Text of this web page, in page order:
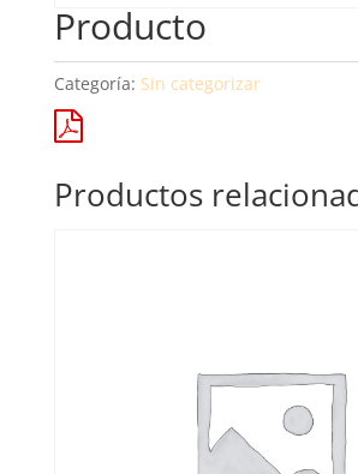
Producto
Categoría: Sin categorizar
Productos